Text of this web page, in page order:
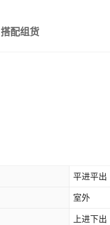
搭配组货
平进平出
室外
上进下出